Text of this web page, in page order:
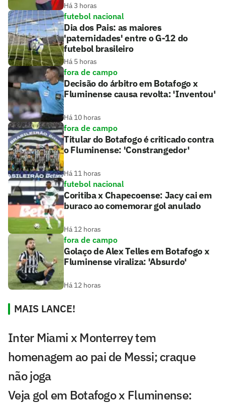
Há 3 horas
futebol nacional
Dia dos Pais: as maiores
'paternidades' entre o G-12 do
futebol brasileiro
Há 5 horas
fora de campo
Decisão do árbitro em Botafogo x
Fluminense causa revolta: 'Inventou'
Há 10 horas
fora de campo
Titular do Botafogo é criticado contra
o Fluminense: 'Constrangedor'
Há 11 horas
futebol nacional
Coritiba x Chapecoense: Jacy cai em
buraco ao comemorar gol anulado
Há 12 horas
fora de campo
Golaço de Alex Telles em Botafogo x
Fluminense viraliza: 'Absurdo'
Há 12 horas
MAIS LANCE!
Inter Miami x Monterrey tem
homenagem ao pai de Messi; craque
não joga
Veja gol em Botafogo x Fluminense: